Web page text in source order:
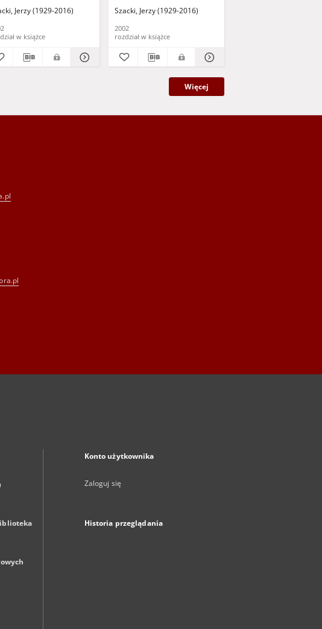
Jerzy (1929-2016)
w książce
Szacki, Jerzy (1929-2016)
2002
rozdział w książce
Więcej
Konto użytkownika
Zaloguj się
Historia przeglądania